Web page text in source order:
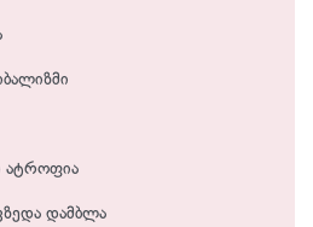
ატროფია
დამბლა